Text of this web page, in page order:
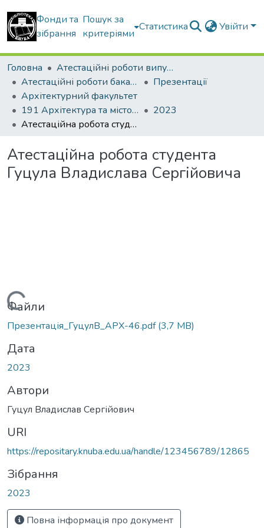
Фонди та
зібрання
Пошук за
критеріями
Статистика Увійти
Головна
Атестаційні роботи випускників
Атестаційні роботи бакалаврів
Презентації
Архітектурний факультет
191 Архітектура та містобудування
2023
Атестаційна робота студента Гуцула Владислава Сергійовича
Атестаційна робота студента
Гуцула Владислава Сергійовича
Вантажиться...
Файли
Презентація_ГуцулВ_АРХ-46.pdf(3,7 MB)
Дата
2023
Автори
Гуцул Владислав Сергійович
URI
https://repositary.knuba.edu.ua/handle/123456789/12865
Зібрання
2023
Повна інформація про документ